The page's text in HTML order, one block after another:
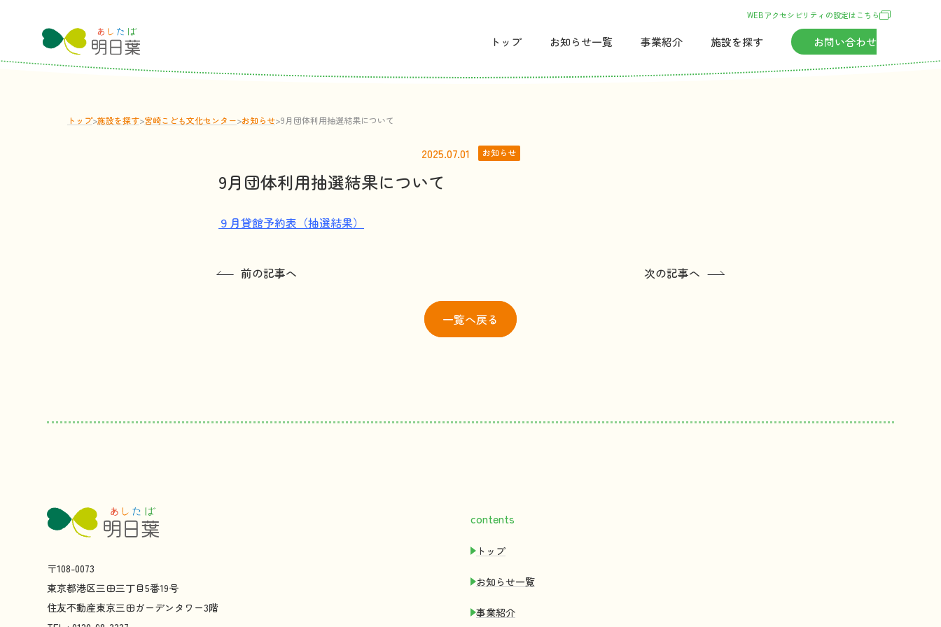
WEBアクセシビリティの設定はこちら
トップ お知らせ一覧 事業紹介 施設を探す お問い合わせ
トップ>施設を探す>宮崎こども文化センター>お知 らせ>9月団体利用抽選結果について
2025.07.01 お知らせ
9月団体利用抽選結果について
９月貸館予約表（抽選結果）
前の記事へ 次の記事へ
一覧へ戻る
〒108-0073
東京都港区三田三丁目5番19号
住友不動産東京三田ガーデンタワー3階
contents
トップ
お知 らせ一覧
事業紹介